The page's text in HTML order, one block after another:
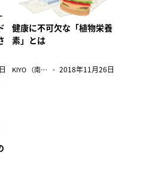
健康に不可欠な「植物栄養
素」とは
KIYO （南清貴） 2018年11月26日